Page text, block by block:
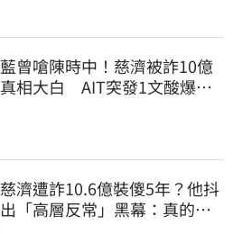
藍曾嗆陳時中！慈濟被詐10億
真相大白 AIT突發1文酸爆…
慈濟遭詐10.6億裝傻5年？他抖
出「高層反常」黑幕：真的不